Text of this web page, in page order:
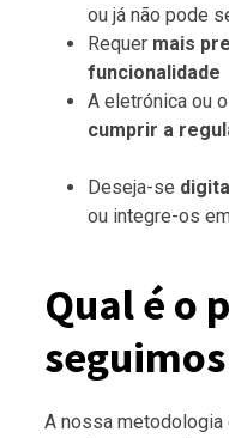
ou já não pode
Requer mais
funcionalidade
A eletrónica ou
cumprir a
Deseja-se
ou integre-os
Qual é o
A nossa metodologia